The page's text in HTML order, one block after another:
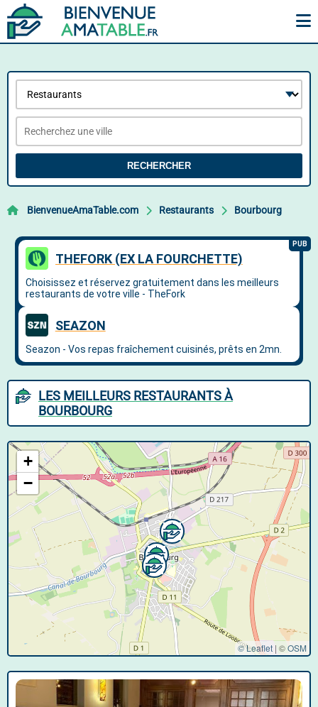
RECHERCHER
BienvenueAmaTable.com Restaurants Bourbourg
LES MEILLEURS RESTAURANTS À
BOURBOURG
+
−
© Leaflet | ©OSM